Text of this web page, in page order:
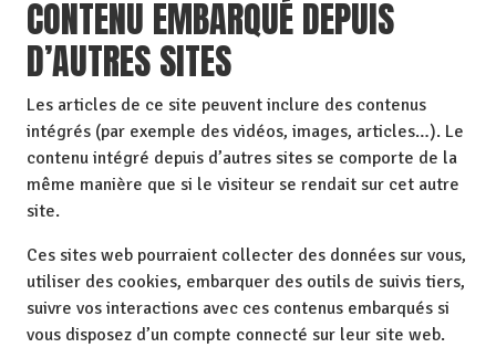
CONTENU EMBARQUÉ DEPUIS
D’AUTRES SITES
Les articles de ce site peuvent inclure des contenus
intégrés (par exemple des vidéos, images, articles…). Le
contenu intégré depuis d’autres sites se comporte de la
même manière que si le visiteur se rendait sur cet autre
site.
Ces sites web pourraient collecter des données sur vous,
utiliser des cookies, embarquer des outils de suivis tiers,
suivre vos interactions avec ces contenus embarqués si
vous disposez d’un compte connecté sur leur site web.